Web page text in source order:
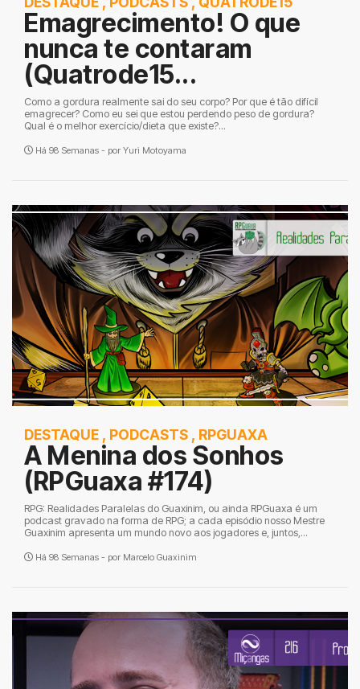
Emagrecimento! O que
nunca te contaram
(Quatrode15...
Como a gordura realmente sai do seu corpo? Por que é tão difícil
emagrecer? Como eu sei que estou perdendo peso de gordura?
Qual é o melhor exercício/dieta que existe?...
Há 98 Semanas - por Yuri Motoyama
DESTAQUE , PODCASTS , RPGUAXA
A Menina dos Sonhos
(RPGuaxa #174)
RPG: Realidades Paralelas do Guaxinim, ou ainda RPGuaxa é um
podcast gravado na forma de RPG; a cada episódio nosso Mestre
Guaxinim apresenta um mundo novo aos jogadores e, juntos,...
Há 98 Semanas - por Marcelo Guaxinim